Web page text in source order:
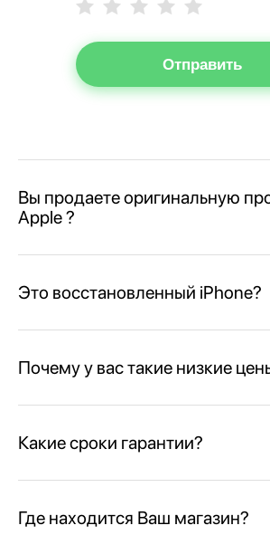
Отправить
Вы продаете оригинальную
Apple ?
Это восстановленный iPhone?
Почему у вас такие низкие
Какие сроки гарантии?
Где находится Ваш магазин?